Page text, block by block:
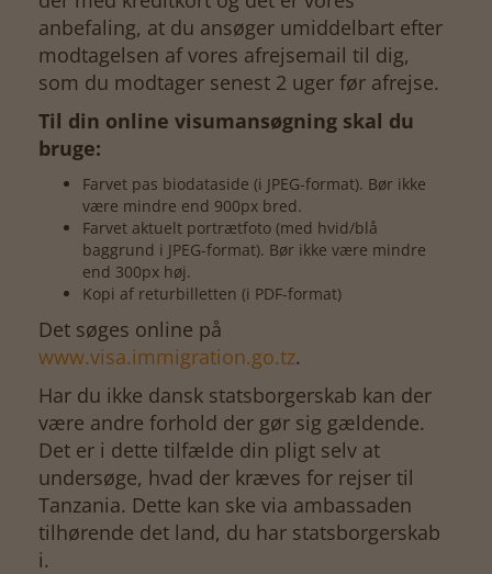
anbefaling, at du ansøger umiddelbart efter
modtagelsen af vores afrejsemail til dig,
som du modtager senest 2 uger før afrejse.
Til din online visumansøgning skal du
bruge:
Farvet pas biodataside (i JPEG-format). Bør ikke
være mindre end 900px bred.
Farvet aktuelt portrætfoto (med hvid/blå
baggrund i JPEG-format). Bør ikke være mindre
end 300px høj.
Kopi af returbilletten (i PDF-format)
Det søges online på
www.visa.immigration.go.tz.
Har du ikke dansk statsborgerskab kan der
være andre forhold der gør sig gældende.
Det er i dette tilfælde din pligt selv at
undersøge, hvad der kræves for rejser til
Tanzania. Dette kan ske via ambassaden
tilhørende det land, du har statsborgerskab
i.